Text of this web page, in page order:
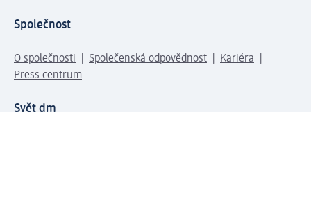
Společnost
O společnosti Společenská odpovědnost
Kariéra
Press centrum
Svět dm